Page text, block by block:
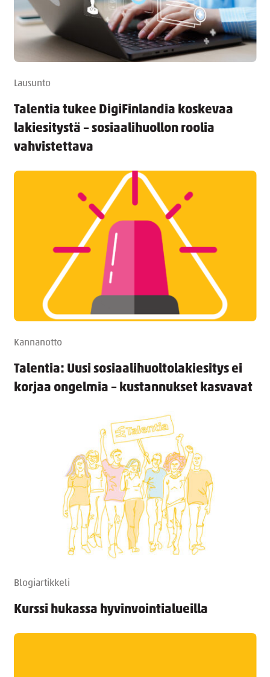
Lausunto
Talentia tukee DigiFinlandia koskevaa
lakiesitystä – sosiaalihuollon roolia
vahvistettava
Kannanotto
Talentia: Uusi sosiaalihuoltolakiesitys ei
korjaa ongelmia – kustannukset kasvavat
Blogiartikkeli
Kurssi hukassa hyvinvointialueilla